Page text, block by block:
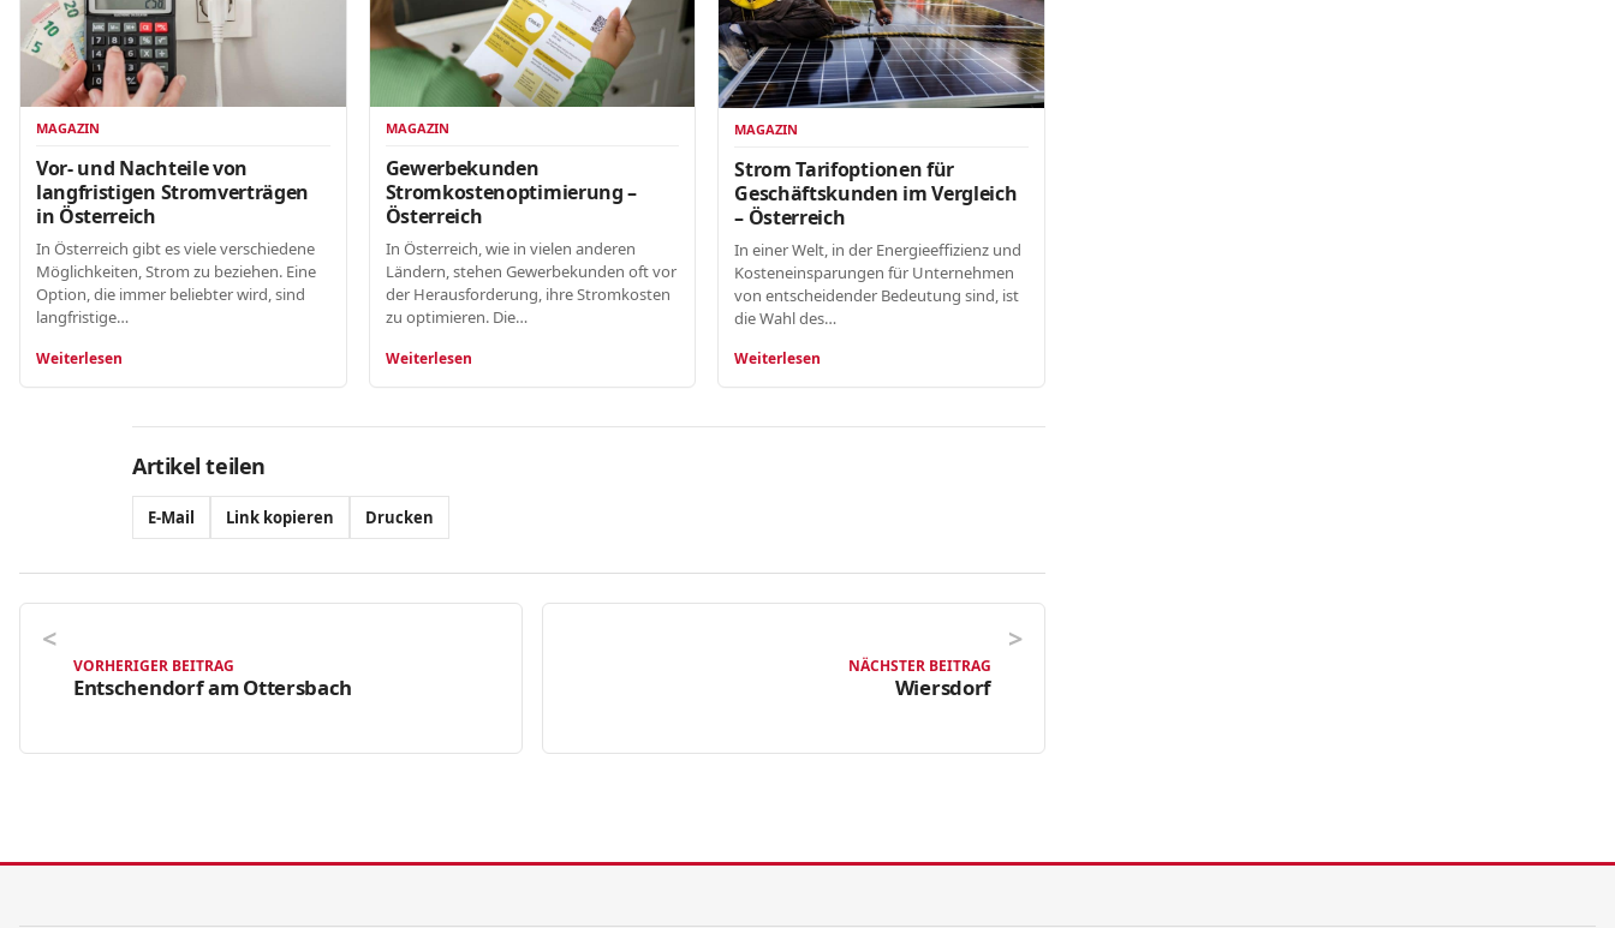
MAGAZIN
Vor- und Nachteile von
langfristigen Stromverträgen
in Österreich
In Österreich gibt es viele verschiedene
Möglichkeiten, Strom zu beziehen. Eine
Option, die immer beliebter wird, sind
langfristige…
Weiterlesen
MAGAZIN
Gewerbekunden
Stromkostenoptimierung –
Österreich
In Österreich, wie in vielen anderen
Ländern, stehen Gewerbekunden oft vor
der Herausforderung, ihre Stromkosten
zu optimieren. Die…
Weiterlesen
MAGAZIN
Strom Tarifoptionen für
Geschäftskunden im Vergleich
– Österreich
In einer Welt, in der Energieeffizienz und
Kosteneinsparungen für Unternehmen
von entscheidender Bedeutung sind, ist
die Wahl des…
Weiterlesen
Artikel teilen
E-Mail Link kopieren Drucken
VORHERIGER BEITRAG
Entschendorf am Ottersbach
NÄCHSTER BEITRAG
Wiersdorf